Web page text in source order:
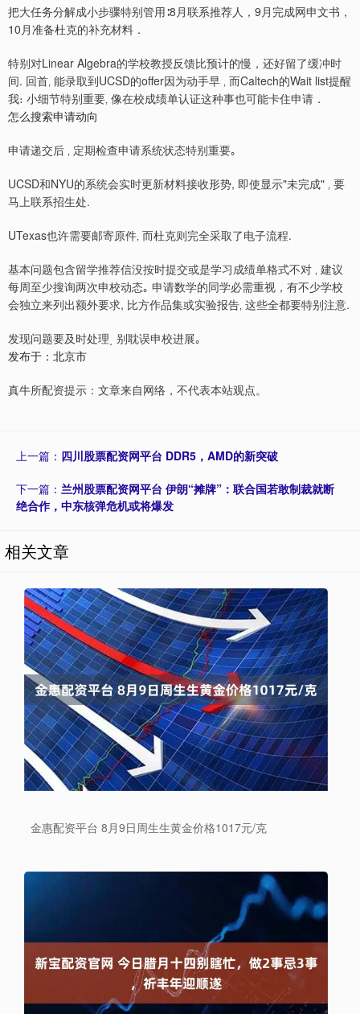
把大任务分解成小步骤特别管用∶8月联系推荐人，9月完成网申文书，
10月准备杜克的补充材料．
特别对Linear Algebra的学校教授反馈比预计的慢，还好留了缓冲时
间. 回首‚ 能录取到UCSD的offer因为动手早 ‚ 而Caltech的Wait list提醒
我։ 小细节特别重要‚ 像在校成绩单认证这种事也可能卡住申请．
怎么搜索申请动向
申请递交后 ‚ 定期检查申请系统状态特别重要｡
UCSD和NYU的系统会实时更新材料接收形势, 即使显示"未完成" ‚ 要
马上联系招生处.
UTexas也许需要邮寄原件‚ 而杜克则完全采取了电子流程.
基本问题包含留学推荐信没按时提交或是学习成绩单格式不对 ‚ 建议
每周至少搜询两次申校动态｡ 申请数学的同学必需重视，有不少学校
会独立来列出额外要求, 比方作品集或实验报告‚ 这些全都要特别注意.
发现问题要及时处理͵ 别耽误申校进展｡
发布于：北京市
真牛所配资提示：文章来自网络，不代表本站观点。
上一篇： 四川股票配资网平台 DDR5，AMD的新突破
下一篇： 兰州股票配资网平台 伊朗“摊牌”：联合国若敢制裁就断
绝合作，中东核弹危机或将爆发
相关文章
金惠配资平台 8月9日周生生黄金价格1017元/克